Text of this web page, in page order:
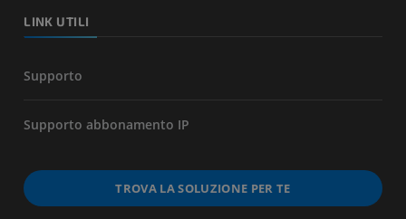
LINK UTILI
Supporto
Supporto abbonamento IP
TROVA LA SOLUZIONE PER TE